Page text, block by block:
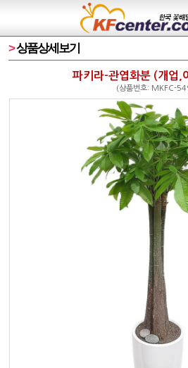
>상품상세보기
파키라-관엽화분 (개업,
(상품번호: MKFC-